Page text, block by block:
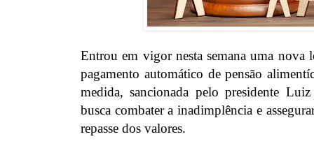
Entrou em vigor nesta semana uma nova
pagamento automático de pensão
medida, sancionada pelo presidente
busca combater a inadimplência e
repasse dos valores.